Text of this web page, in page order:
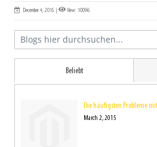
Beliebt
Die häufigsten Probleme
March 2, 2015
December 4, 2015 View: 10096